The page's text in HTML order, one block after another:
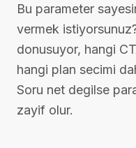
Bu parameter
vermek
donusuyor, hangi
hangi plan secimi
Soru net degilse
zayif olur.